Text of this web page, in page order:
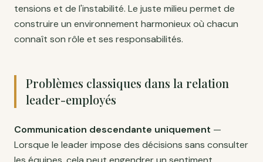
tensions et de l'instabilité. Le juste milieu permet de
construire un environnement harmonieux où chacun
connaît son rôle et ses responsabilités.
Problèmes classiques dans la relation
leader-employés
Communication descendante uniquement —
Lorsque le leader impose des décisions sans consulter